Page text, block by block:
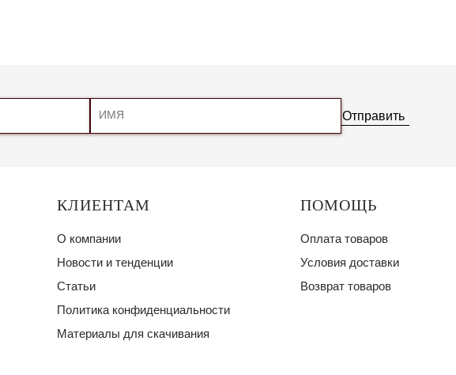
Отправить
КЛИЕНТАМ
О компании
Новости и тенденции
Статьи
Политика конфиденциальности
Материалы для скачивания
ПОМОЩЬ
Оплата товаров
Условия доставки
Возврат товаров